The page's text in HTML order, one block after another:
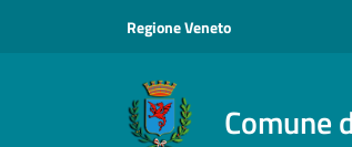
Regione Veneto
Comune